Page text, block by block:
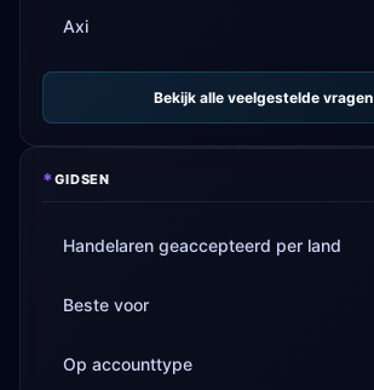
Axi
Bekijk alle veelgestelde vragen
*GIDSEN
Handelaren geaccepteerd per land
Beste voor
Op accounttype